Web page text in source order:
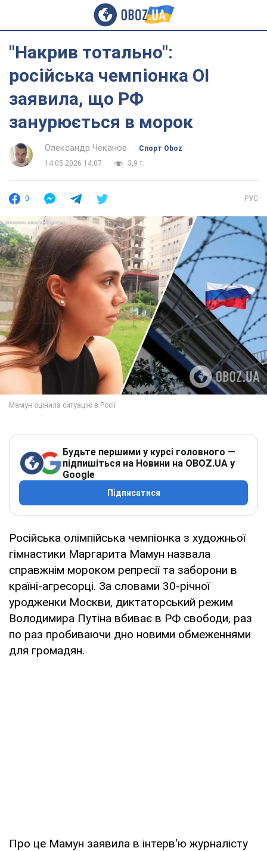
"Накрив тотально":
російська чемпіонка ОІ
заявила, що РФ
занурюється в морок
Олександр Чеканов
Спорт Oboz
14.05.2026 14:07
3,9 т.
0 РУС
Будьте першими у курсі головного —
підпишіться на Новини на OBOZ.UA у
Google
Підписатися
Російська олімпійська чемпіонка з художньої
гімнастики Маргарита Мамун назвала
справжнім мороком репресії та заборони в
країні-агресорці. За словами 30-річної
уродженки Москви, диктаторський режим
Володимира Путіна вбиває в РФ свободи, раз
по раз пробиваючи дно новими обмеженнями
для громадян.
Про це Мамун заявила в інтерв'ю журналісту